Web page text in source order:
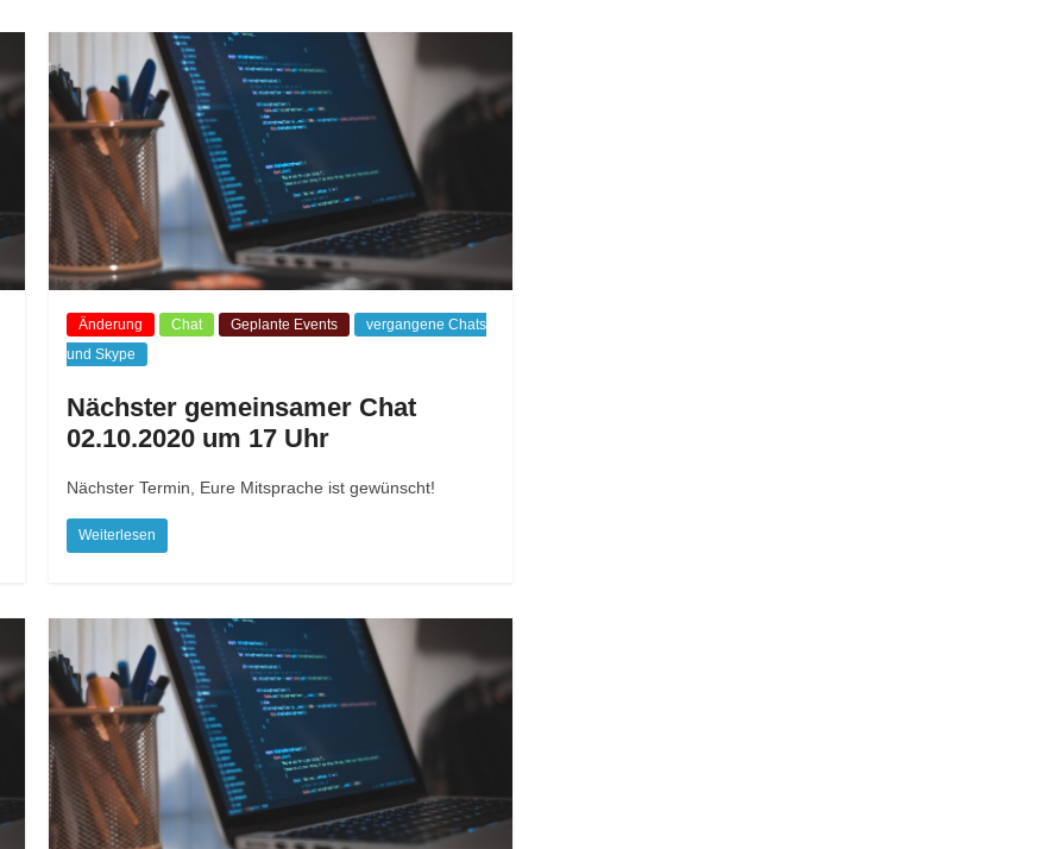
Änderung Chat Geplante Events
vergangene Chats
und Skype
Nächster gemeinsamer Chat
02.10.2020 um 17 Uhr
Nächster Termin, Eure Mitsprache ist gewünscht!
Weiterlesen